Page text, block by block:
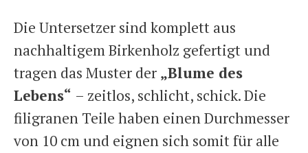
Die Untersetzer sind komplett aus
nachhaltigem Birkenholz gefertigt und
tragen das Muster der „Blume des
Lebens“ – zeitlos, schlicht, schick. Die
filigranen Teile haben einen Durchmesser
von 10 cm und eignen sich somit für alle